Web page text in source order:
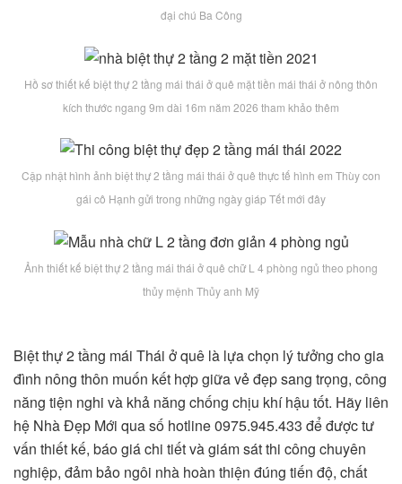
đại chú Ba Công
Hồ sơ thiết kế biệt thự 2 tầng mái thái ở quê mặt tiền mái thái ở nông thôn
kích thước ngang 9m dài 16m năm 2026 tham khảo thêm
Cập nhật hình ảnh biệt thự 2 tầng mái thái ở quê thực tế hình em Thùy con
gái cô Hạnh gửi trong những ngày giáp Tết mới đây
Ảnh thiết kế biệt thự 2 tầng mái thái ở quê chữ L 4 phòng ngủ theo phong
thủy mệnh Thủy anh Mỹ
Biệt thự 2 tầng mái Thái ở quê là lựa chọn lý tưởng cho gia
đình nông thôn muốn kết hợp giữa vẻ đẹp sang trọng, công
năng tiện nghi và khả năng chống chịu khí hậu tốt. Hãy liên
hệ Nhà Đẹp Mới qua số hotline 0975.945.433 để được tư
vấn thiết kế, báo giá chi tiết và giám sát thi công chuyên
nghiệp, đảm bảo ngôi nhà hoàn thiện đúng tiến độ, chất